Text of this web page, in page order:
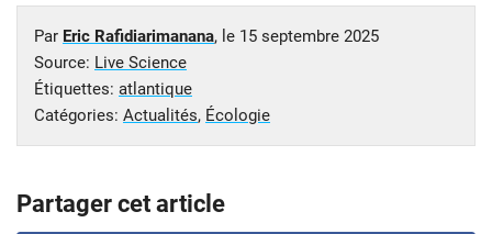
Par Eric Rafidiarimanana, le 15 septembre 2025
Source: Live Science
Étiquettes: atlantique
Catégories: Actualités, Écologie
Partager cet article